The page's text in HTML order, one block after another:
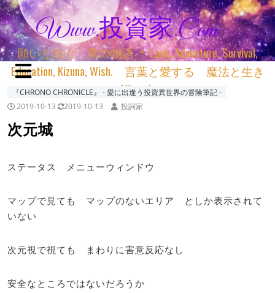
Www.投資家.com
願いと紡ぐ 君の物語 ＊ Love, Adventure, Survival,
Education, Kizuna, Wish. 言葉と愛する 魔法と生き
る 詞と生きる
『CHRONO CHRONICLE』 ‐ 愛に出逢う投資異世界の冒険筆記 ‐
2019-10-13
2019-10-13 投詞家
次元城
ステータス メニューウィンドウ
マップで見ても マップのないエリア としか表示されて
いない
次元視で視ても まわりに害意反応なし
安全なところではないだろうか